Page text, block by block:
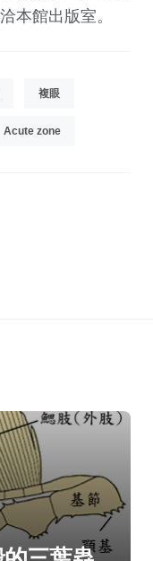
本館出版室。
複眼
Acute zone